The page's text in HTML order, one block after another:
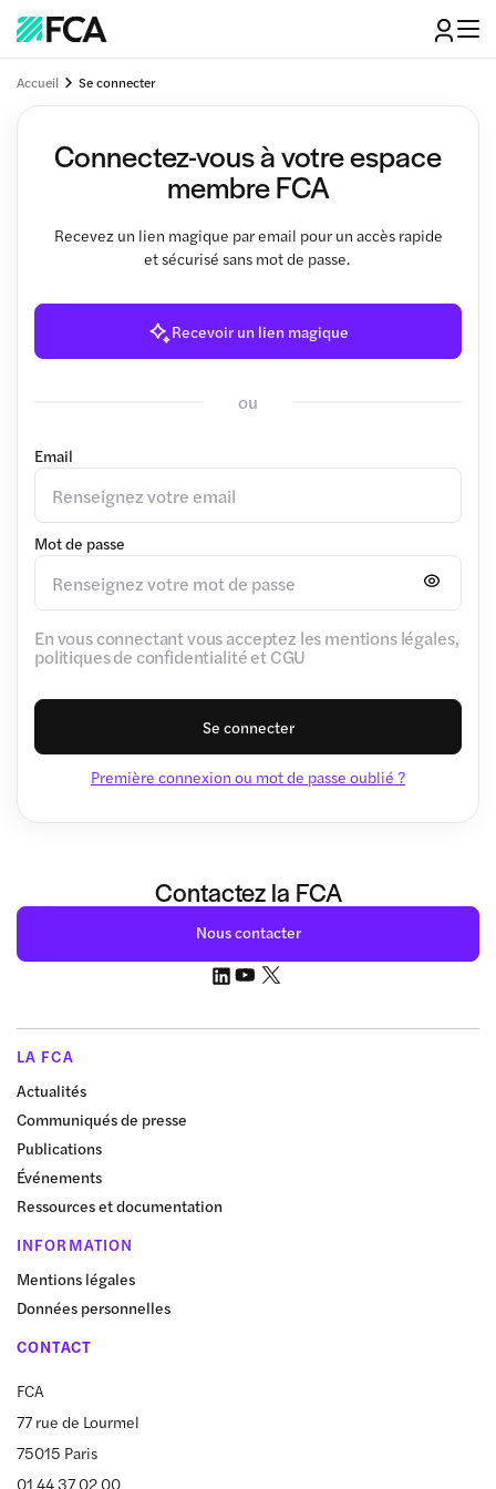
Accueil Se connecter
Connectez-vous à votre espace
membre FCA
Recevez un lien magique par email pour un accès rapide
et sécurisé sans mot de passe.
Recevoir un lien magique
ou
Email
Mot de passe
En vous connectant vous acceptez les mentions légales,
politiques de confidentialité et CGU
Se connecter
Première connexion ou mot de passe oublié ?
Contactez la FCA
Nous contacter
LA FCA
Actualités
Communiqués de presse
Publications
Événements
Ressources et documentation
INFORMATION
Mentions légales
Données personnelles
CONTACT
FCA
77 rue de Lourmel
75015 Paris
01 44 37 02 00